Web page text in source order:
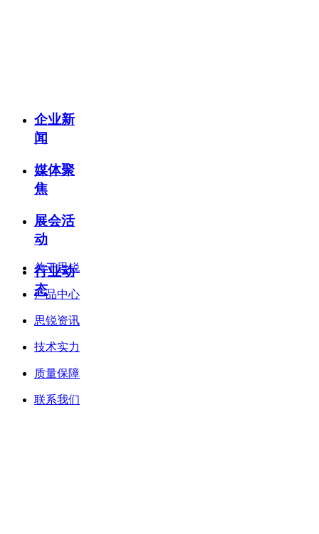
企业新
闻
媒体聚
焦
展会活
动
行业动
态
关于思锐
产品中心
思锐资讯
技术实力
质量保障
联系我们